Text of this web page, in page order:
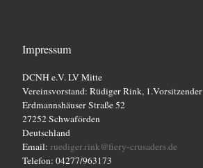
Impressum
DCNH e.V. LV Mitte
Vereinsvorstand: Rüdiger Rink, 1.Vorsitzender
Erdmannshäuser Straße 52
27252 Schwaförden
Deutschland
Email: ruediger.rink@fiery-crusaders.de
Telefon: 04277/963173